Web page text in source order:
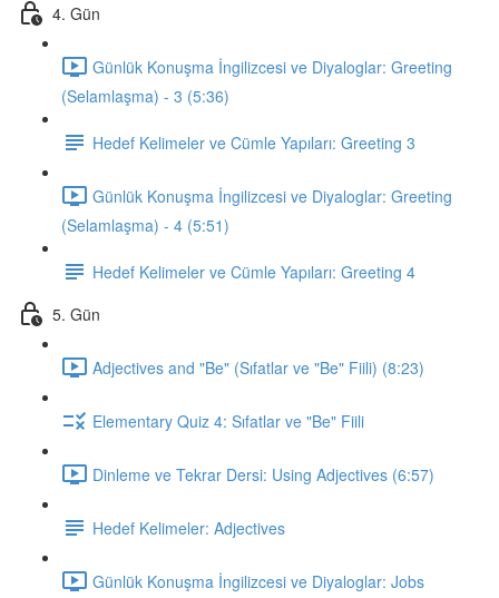
4. Gün
Günlük Konuşma İngilizcesi ve Diyaloglar: Greeting
(Selamlaşma) - 3 (5:36)
Hedef Kelimeler ve Cümle Yapıları: Greeting 3
Günlük Konuşma İngilizcesi ve Diyaloglar: Greeting
(Selamlaşma) - 4 (5:51)
Hedef Kelimeler ve Cümle Yapıları: Greeting 4
5. Gün
Adjectives and "Be" (Sıfatlar ve "Be" Fiili) (8:23)
Elementary Quiz 4: Sıfatlar ve "Be" Fiili
Dinleme ve Tekrar Dersi: Using Adjectives (6:57)
Hedef Kelimeler: Adjectives
Günlük Konuşma İngilizcesi ve Diyaloglar: Jobs